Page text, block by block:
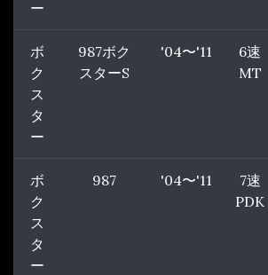
ー
ボ
ク
ス
タ
ー
987ボク
スターS
'04〜'11
6速
MT
ボ
ク
ス
タ
ー
987 '04〜'11
7速
PDK